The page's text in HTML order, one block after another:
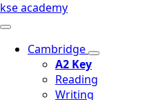
kse academy
Cambridge
A2 Key
Reading
Writing